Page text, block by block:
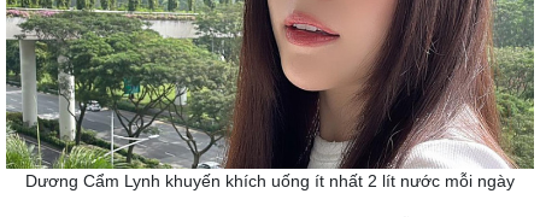
Dương Cẩm Lynh khuyến khích uống ít nhất 2 lít nước mỗi ngày